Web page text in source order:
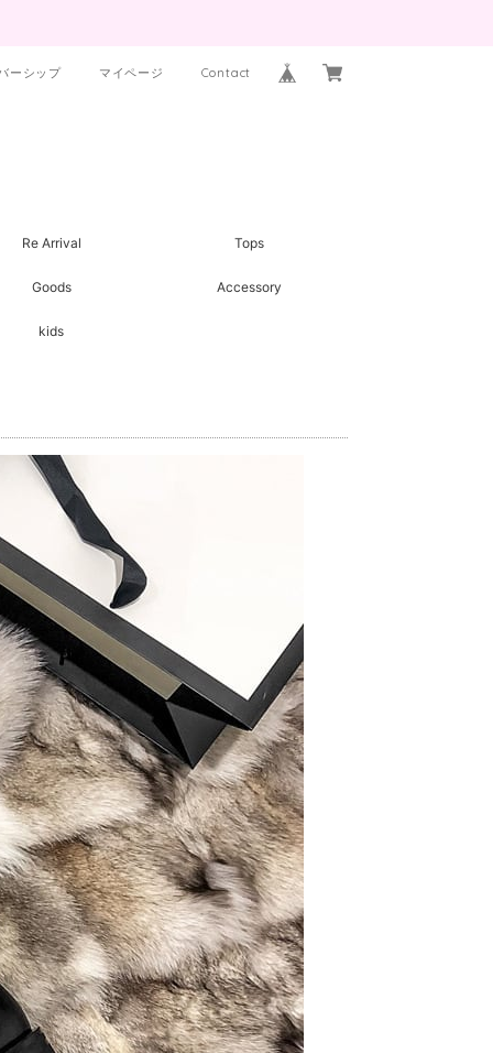
ーシップ マイページ Contact
Re Arrival Tops
Goods Accessory
kids